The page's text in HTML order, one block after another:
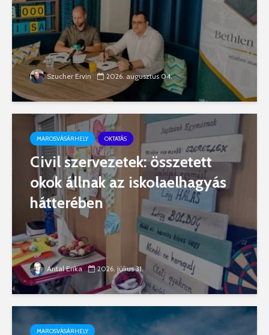
Szucher Ervin 2026. augusztus 04.
MAROSVÁSÁRHELY OKTATÁS
Civil szervezetek: összetett
okok állnak az iskolaelhagyás
hátterében
Antal Erika 2026. július 31.
MAROSVÁSÁRHELY